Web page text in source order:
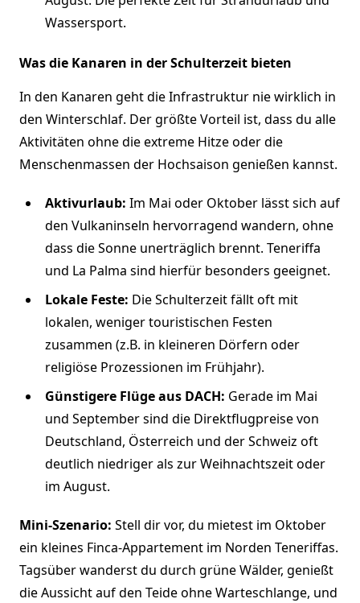
Wassersport.
Was die Kanaren in der Schulterzeit bieten
In den Kanaren geht die Infrastruktur nie wirklich in
den Winterschlaf. Der größte Vorteil ist, dass du alle
Aktivitäten ohne die extreme Hitze oder die
Menschenmassen der Hochsaison genießen kannst.
Aktivurlaub: Im Mai oder Oktober lässt sich auf
den Vulkaninseln hervorragend wandern, ohne
dass die Sonne unerträglich brennt. Teneriffa
und La Palma sind hierfür besonders geeignet.
Lokale Feste: Die Schulterzeit fällt oft mit
lokalen, weniger touristischen Festen
zusammen (z.B. in kleineren Dörfern oder
religiöse Prozessionen im Frühjahr).
Günstigere Flüge aus DACH: Gerade im Mai
und September sind die Direktflugpreise von
Deutschland, Österreich und der Schweiz oft
deutlich niedriger als zur Weihnachtszeit oder
im August.
Mini-Szenario: Stell dir vor, du mietest im Oktober
ein kleines Finca-Appartement im Norden Teneriffas.
Tagsüber wanderst du durch grüne Wälder, genießt
die Aussicht auf den Teide ohne Warteschlange, und